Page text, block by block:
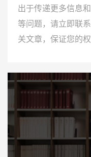
出于传递更多信息
等问题，请立即联
关文章，保证您的权